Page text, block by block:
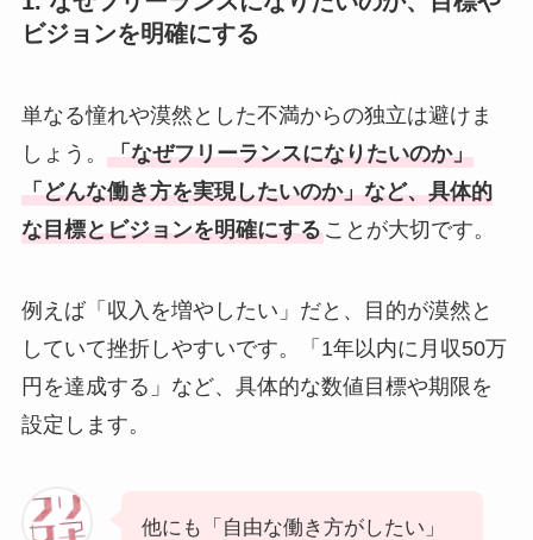
ビジョンを明確にする
単なる憧れや漠然とした不満からの独立は避けま
しょう。 「なぜフリーランスになりたいのか」
「どんな働き方を実現したいのか」など、具体的
な目標とビジョンを明確にすることが大切です。
例えば「収入を増やしたい」だと、目的が漠然と
していて挫折しやすいです。「1年以内に月収50万
円を達成する」など、具体的な数値目標や期限を
設定します。
他にも「自由な働き方がしたい」